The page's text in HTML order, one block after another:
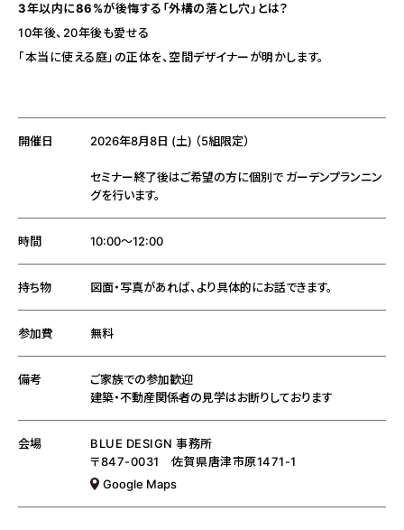
3年以内に86%が後悔する「外構の落とし穴」とは？
10年後、20年後も愛せる
「本当に使える庭」の正体を、空間デザイナーが明かします。
開催日 2026年8月8日 (土) （5組限定）
セミナー終了後はご希望の方に個別で ガーデンプランニン
グを行います。
時間 10:00～12:00
持ち物 図面・写真があれば、より具体的にお話できます。
参加費 無料
備考
ご家族での参加歓迎
建築・不動産関係者の見学はお断りしております
会場
BLUE DESIGN 事務所
〒847-0031 佐賀県唐津市原1471-1
Google Maps